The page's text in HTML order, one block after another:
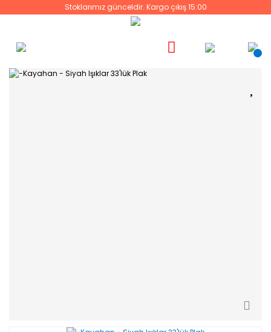
Stoklarımız günceldir. Kargo çıkış 15:00